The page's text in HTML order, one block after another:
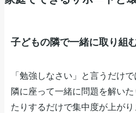
子どもの隣で一緒に取り組
「勉強しなさい」と言うだけ
隣に座って一緒に問題を解い
たりするだけで集中度が上が